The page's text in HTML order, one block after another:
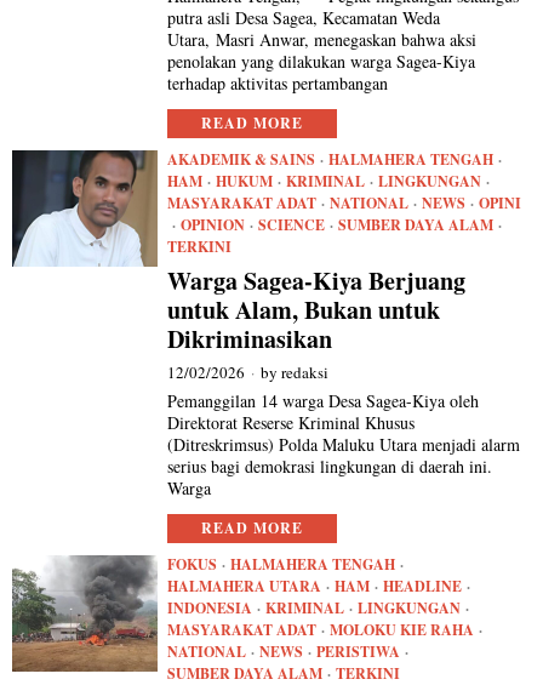
putra asli Desa Sagea, Kecamatan Weda
Utara, Masri Anwar, menegaskan bahwa aksi
penolakan yang dilakukan warga Sagea-Kiya
terhadap aktivitas pertambangan
READ MORE
AKADEMIK & SAINS · HALMAHERA TENGAH ·
HAM · HUKUM · KRIMINAL · LINGKUNGAN ·
MASYARAKAT ADAT · NATIONAL · NEWS · OPINI
· OPINION · SCIENCE · SUMBER DAYA ALAM ·
TERKINI
Warga Sagea-Kiya Berjuang
untuk Alam, Bukan untuk
Dikriminasikan
12/02/2026 byredaksi
Pemanggilan 14 warga Desa Sagea-Kiya oleh
Direktorat Reserse Kriminal Khusus
(Ditreskrimsus) Polda Maluku Utara menjadi alarm
serius bagi demokrasi lingkungan di daerah ini.
Warga
READ MORE
FOKUS · HALMAHERA TENGAH ·
HALMAHERA UTARA · HAM · HEADLINE ·
INDONESIA · KRIMINAL · LINGKUNGAN ·
MASYARAKAT ADAT · MOLOKU KIE RAHA ·
NATIONAL · NEWS · PERISTIWA ·
SUMBER DAYA ALAM · TERKINI